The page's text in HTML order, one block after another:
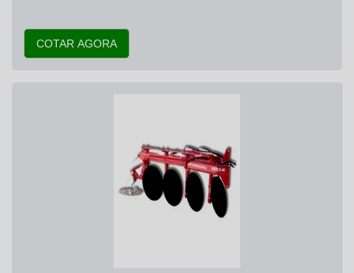
COTAR AGORA